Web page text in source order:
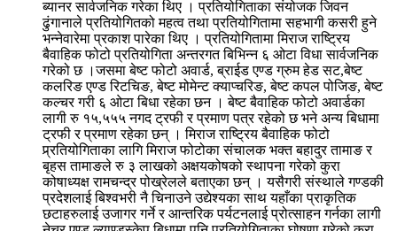
ब्यानर सार्वजनिक गरेका थिए । प्रतियोगिताका संयोजक जिवन
ढुंगानाले प्रतियोगितको महत्व तथा प्रतियोगितामा सहभागी कसरी हुने
भन्नेवारेमा प्रकाश पारेका थिए । प्रतियोगितामा मिराज राष्ट्रिय
बैवाहिक फोटो प्रतियोगिता अन्तरगत बिभिन्न ६ ओटा विधा सार्वजनिक
गरेको छ ।जसमा बेष्ट फोटो अवार्ड, ब्राईड एण्ड ग्रुम हेड सट,बेष्ट
कलरिङ एण्ड रिटचिङ, बेष्ट मोमेन्ट क्याप्चरिङ, बेष्ट कपल पोजिङ, बेष्ट
कल्चर गरी ६ ओटा बिधा रहेका छन । बेष्ट बैवाहिक फोटो अवार्डका
लागी रु १५,५५५ नगद ट्रफी र प्रमाण पत्र रहेको छ भने अन्य बिधामा
ट्रफी र प्रमाण रहेका छन् । मिराज राष्ट्रिय बैवाहिक फोटो
प्र्रतियोगिताका लागि मिराज फोटोका संचालक भक्त बहादुर तामाङ र
बृहस तामाङले रु ३ लाखको अक्षयकोषको स्थापना गरेको कुरा
कोषाध्यक्ष रामचन्द्र पोख्रेलले बताएका छन् । यसैगरी संस्थाले गण्डकी
प्रदेशलाई बिश्वभरी नै चिनाउने उद्येश्यका साथ यहाँका प्राकृतिक
छटाहरुलाई उजागर गर्ने र आन्तरिक पर्यटनलाई प्रोत्साहन गर्नका लागी